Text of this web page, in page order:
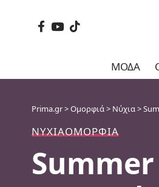
ΜΌΔΑ
Prima.gr>Ομορφιά> Νύχια>
ΝΎΧΙΑΟΜΟΡΦΙΆ